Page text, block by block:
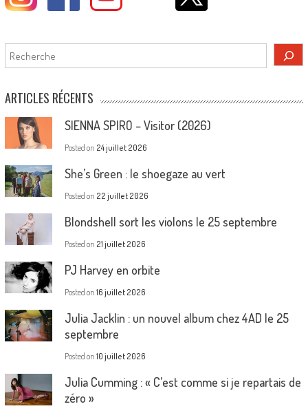
Rechercher
ARTICLES RÉCENTS
SIENNA SPIRO – Visitor (2026)
Posted on 24 juillet 2026
She’s Green : le shoegaze au vert
Posted on 22 juillet 2026
Blondshell sort les violons le 25 septembre
Posted on 21 juillet 2026
PJ Harvey en orbite
Posted on 16 juillet 2026
Julia Jacklin : un nouvel album chez 4AD le 25
septembre
Posted on 10 juillet 2026
Julia Cumming : « C’est comme si je repartais de
zéro »